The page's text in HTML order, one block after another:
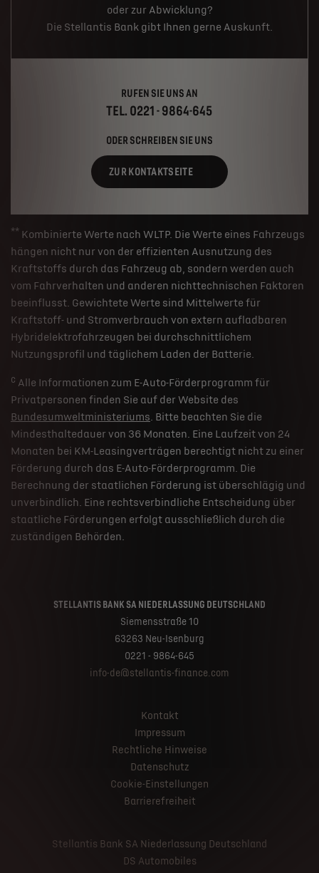
oder zur Abwicklung?
Die Stellantis Bank gibt Ihnen gerne Auskunft.
RUFEN SIE UNS AN
TEL. 0221 - 9864-645
ODER SCHREIBEN SIE UNS
ZUR KONTAKTSEITE
** Kombinierte Werte nach WLTP. Die Werte eines Fahrzeugs
hängen nicht nur von der effizienten Ausnutzung des
Kraftstoffs durch das Fahrzeug ab, sondern werden auch
vom Fahrverhalten und anderen nichttechnischen Faktoren
beeinflusst. Gewichtete Werte sind Mittelwerte für
Kraftstoff- und Stromverbrauch von extern aufladbaren
Hybridelektrofahrzeugen bei durchschnittlichem
Nutzungsprofil und täglichem Laden der Batterie.
c Alle Informationen zum E-Auto-Förderprogramm für
Privatpersonen finden Sie auf der Website des
Bundesumweltministeriums. Bitte beachten Sie die
Mindesthaltedauer von 36 Monaten. Eine Laufzeit von 24
Monaten bei KM-Leasingverträgen berechtigt nicht zu einer
Förderung durch das E-Auto-Förderprogramm. Die
Berechnung der staatlichen Förderung ist überschlägig und
unverbindlich. Eine rechtsverbindliche Entscheidung über
staatliche Förderungen erfolgt ausschließlich durch die
zuständigen Behörden.
STELLANTIS BANK SA NIEDERLASSUNG DEUTSCHLAND
Siemensstraße 10
63263 Neu-Isenburg
0221 - 9864-645
info-de@stellantis-finance.com
Kontakt
Impressum
Rechtliche Hinweise
Datenschutz
Cookie-Einstellungen
Barrierefreiheit
Stellantis Bank SA Niederlassung Deutschland
DS Automobiles